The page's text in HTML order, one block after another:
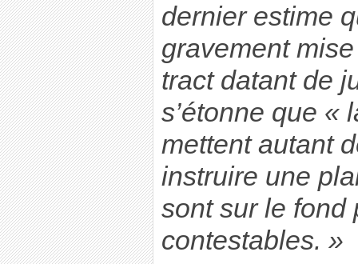
dernier estime
gravement
tract datant de
s’étonne que «
mettent autant
instruire une
sont sur le fond
contestables. »